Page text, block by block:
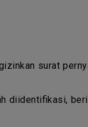
surat
diidentifikasi,